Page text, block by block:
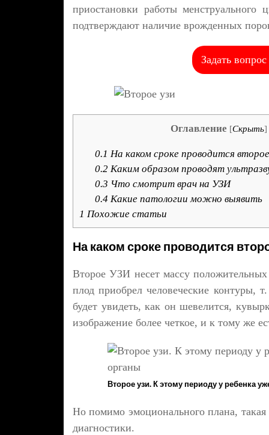
приостановки работы
подтверждают наличие врожденных
Задать
Оглавление [Скрыть]
0.1 На каком сроке проводится
0.2 Каким образом проводят
0.3 Что смотрит врач на УЗИ
0.4 Какие патологии можно выявить
1 Похожие статьи
На каком сроке проводится
Второе УЗИ несет массу
плод приобрел человеческие контуры,
будет увидеть, как он шевелится,
изображение более четкое, и к тому же
Второе узи. К этому периоду у ребенка
Но помимо эмоционального плана, такая
диагностики.